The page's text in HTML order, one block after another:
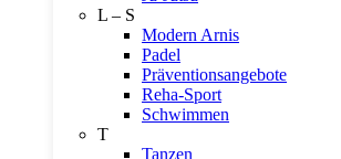
L – S
Modern Arnis
Padel
Präventionsangebote
Reha-Sport
Schwimmen
T
Tanzen